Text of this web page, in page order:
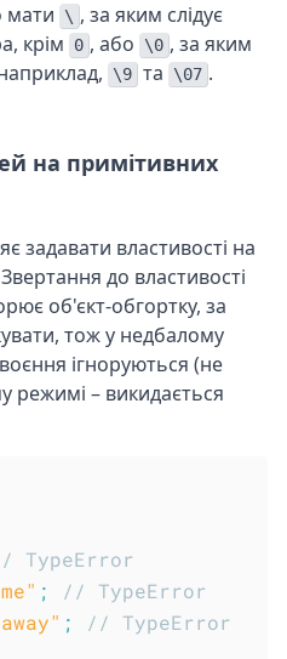
мати
\ , за яким слідує
крім
0 , або \0 , за яким
\9 та \07 .
на примітивних
задавати властивості на
до властивості
об'єкт-обгортку, за
тож у недбалому
ігноруються (не
режимі – викидається
TypeError
;
// TypeError
; // TypeError